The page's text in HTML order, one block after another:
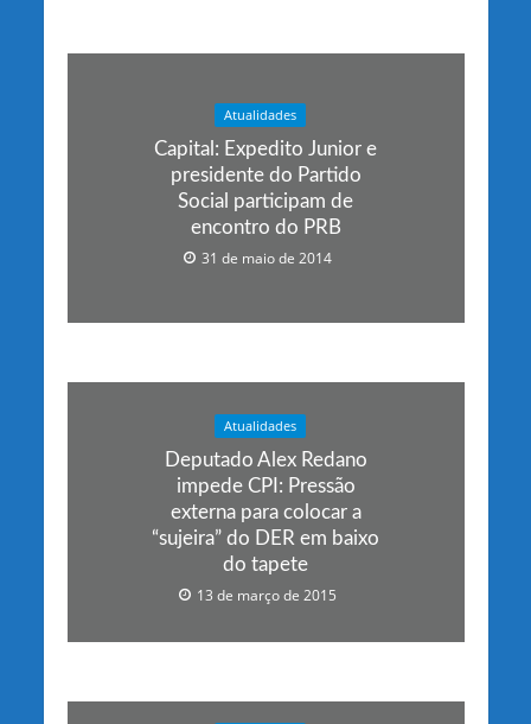
Atualidades
Capital: Expedito Junior e
presidente do Partido
Social participam de
encontro do PRB
31 de maio de 2014
Atualidades
Deputado Alex Redano
impede CPI: Pressão
externa para colocar a
“sujeira” do DER em baixo
do tapete
13 de março de 2015